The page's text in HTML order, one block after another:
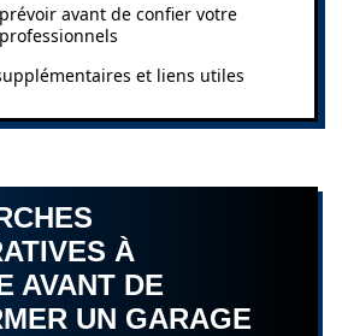
avant de confier votre
et liens utiles
À
AVANT DE
UN GARAGE